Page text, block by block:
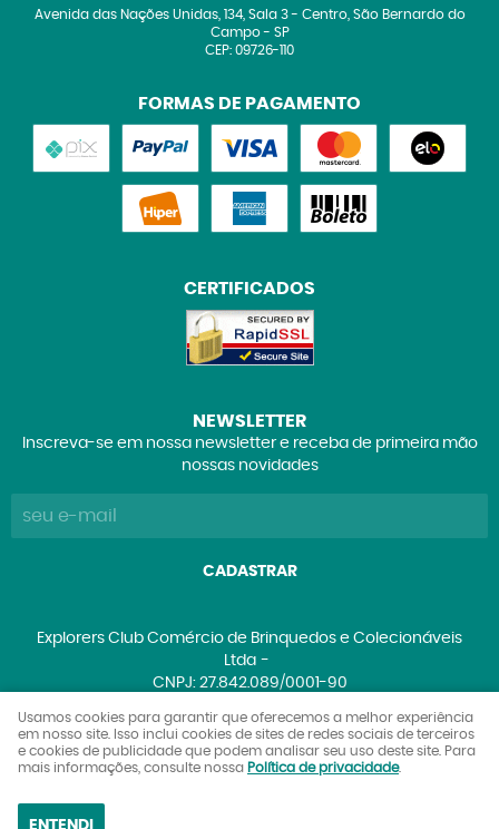
Avenida das Nações Unidas, 134, Sala 3- Centro, São Bernardo do
Campo- SP
CEP: 09726-110
FORMAS DE PAGAMENTO
CERTIFICADOS
NEWSLETTER
Inscreva-se em nossa newsletter e receba de primeira mão
nossas novidades
CADASTRAR
Explorers Club Comércio de Brinquedos e Colecionáveis
Ltda
CNPJ: 27.842.089/0001-90
LOJA VIRTUAL CRIADA POR
Usamos cookies para garantir que oferecemos a melhor experiência
em nosso site. Isso inclui cookies de sites de redes sociais de terceiros
e cookies de publicidade que podem analisar seu uso deste site. Para
mais informações, consulte nossa Política de privacidade.
ENTENDI